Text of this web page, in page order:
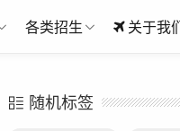
各类招生 关于我们
随机标签